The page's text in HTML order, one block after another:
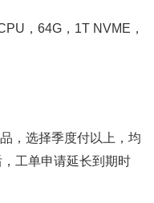
，64G，1T NVME，
，选择季度付以上，均
工单申请延长到期时